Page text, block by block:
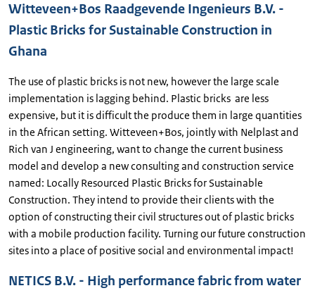
Witteveen+Bos Raadgevende Ingenieurs B.V. -
Plastic Bricks for Sustainable Construction in
Ghana
The use of plastic bricks is not new, however the large scale
implementation is lagging behind. Plastic bricks are less
expensive, but it is difficult the produce them in large quantities
in the African setting. Witteveen+Bos, jointly with Nelplast and
Rich van J engineering, want to change the current business
model and develop a new consulting and construction service
named: Locally Resourced Plastic Bricks for Sustainable
Construction. They intend to provide their clients with the
option of constructing their civil structures out of plastic bricks
with a mobile production facility. Turning our future construction
sites into a place of positive social and environmental impact!
NETICS B.V. - High performance fabric from water